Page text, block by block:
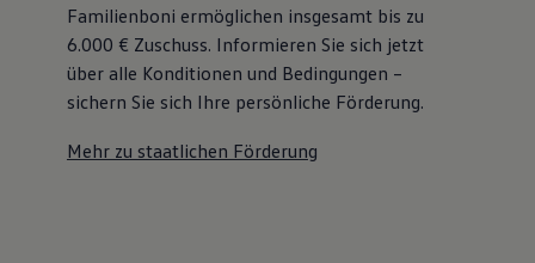
Familienboni ermöglichen insgesamt bis zu
6.000 € Zuschuss⁠. Informieren Sie sich jetzt
über alle Konditionen und Bedingungen –
sichern Sie sich Ihre persönliche Förderung.
Mehr zu staatlichen Förderung